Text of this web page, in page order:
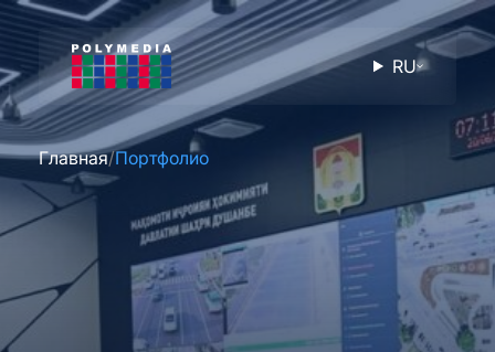
RU
Главная Портфолио